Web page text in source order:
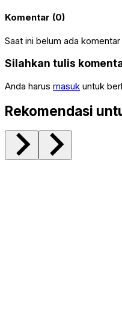
Komentar (0)
Saat ini belum ada komentar
Silahkan tulis
Anda harus masuk untuk
Rekomendasi